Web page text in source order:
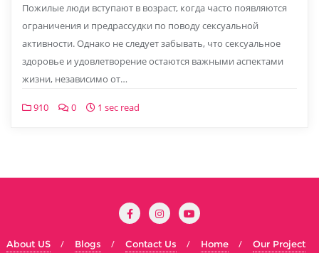
Пожилые люди вступают в возраст, когда часто появляются
ограничения и предрассудки по поводу сексуальной
активности. Однако не следует забывать, что сексуальное
здоровье и удовлетворение остаются важными аспектами
жизни, независимо от…
910 0 1 sec read
About US Blogs Contact Us Home
Our Project